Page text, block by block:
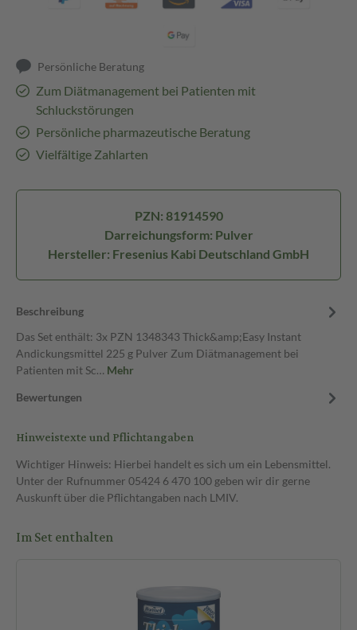
Persönliche Beratung
Zum Diätmanagement bei Patienten mit
Schluckstörungen
Persönliche pharmazeutische Beratung
Vielfältige Zahlarten
PZN: 81914590
Darreichungsform: Pulver
Hersteller: Fresenius Kabi Deutschland GmbH
Beschreibung
Das Set enthält: 3x PZN 1348343 Thick&amp;Easy Instant
Andickungsmittel 225 g Pulver Zum Diätmanagement bei
Patienten mit Sc… Mehr
Bewertungen
Hinweistexte und Pflichtangaben
Wichtiger Hinweis: Hierbei handelt es sich um ein Lebensmittel.
Unter der Rufnummer 05424 6 470 100 geben wir dir gerne
Auskunft über die Pflichtangaben nach LMIV.
Im Set enthalten